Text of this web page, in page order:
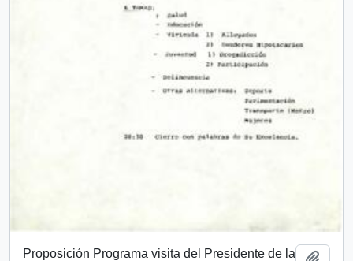
Proposición Programa visita del Presidente de la